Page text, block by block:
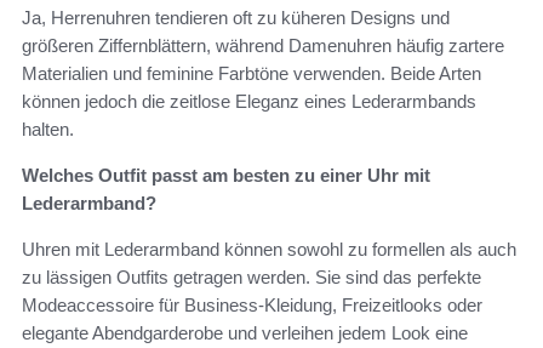
Ja, Herrenuhren tendieren oft zu küheren Designs und
größeren Ziffernblättern, während Damenuhren häufig zartere
Materialien und feminine Farbtöne verwenden. Beide Arten
können jedoch die zeitlose Eleganz eines Lederarmbands
halten.
Welches Outfit passt am besten zu einer Uhr mit
Lederarmband?
Uhren mit Lederarmband können sowohl zu formellen als auch
zu lässigen Outfits getragen werden. Sie sind das perfekte
Modeaccessoire für Business-Kleidung, Freizeitlooks oder
elegante Abendgarderobe und verleihen jedem Look eine